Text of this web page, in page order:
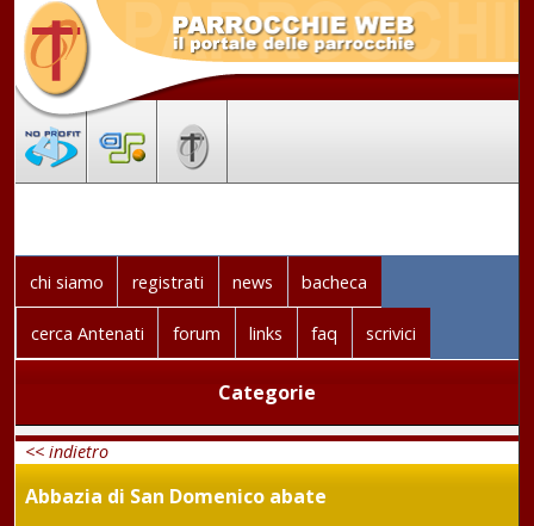
chi siamo registrati news bacheca
cerca Antenati forum links faq scrivici
Categorie
<< indietro
Abbazia di San Domenico abate